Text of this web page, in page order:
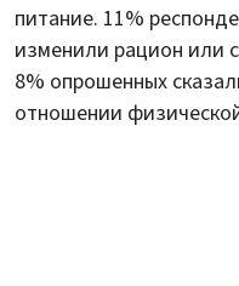
питание. 11%
изменили рацион или
8% опрошенных
отношении